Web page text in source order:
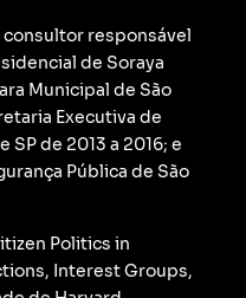
consultor responsável
de Soraya
Municipal de São
Executiva de
de 2013 a 2016; e
Pública de São
Politics in
Interest Groups,